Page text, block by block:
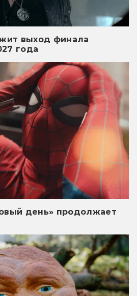
выход финала
года
день» продолжает